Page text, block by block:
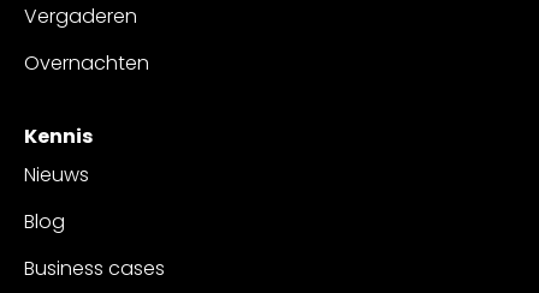
Vergaderen
Overnachten
Kennis
Nieuws
Blog
Business cases